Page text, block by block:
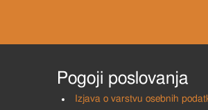
Pogoji poslovanja
Izjava o varstvu osebnih